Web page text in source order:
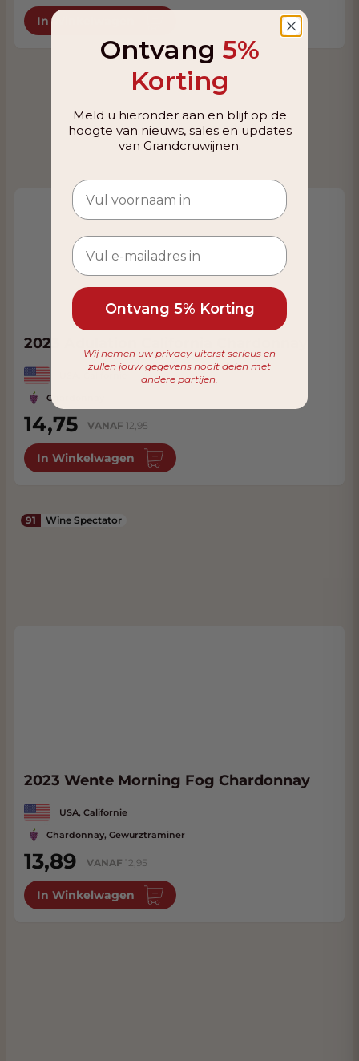
In Winkelwagen
2023 Adulation California Chardonnay
Chardonnay
14,75 VANAF 12,95
In Winkelwagen
91 Wine Spectator
2023 Wente Morning Fog Chardonnay
USA, Californie
Chardonnay, Gewurztraminer
13,89 VANAF 12,95
In Winkelwagen
Ontvang 5%
Korting
Meld u hieronder aan en blijf op de
hoogte van nieuws, sales en updates
van Grandcruwijnen.
Ontvang 5% Korting
Wij nemen uw privacy uiterst serieus en
zullen jouw gegevens nooit delen met
andere partijen.